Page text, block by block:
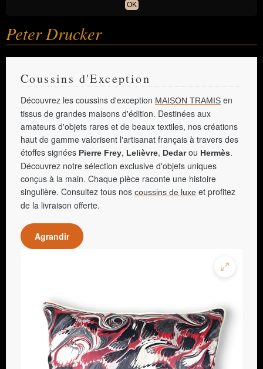
OK
Peter Drucker
Coussins d'Exception
Découvrez les coussins d'exception MAISON TRAMIS en
tissus de grandes maisons d'édition. Destinées aux
amateurs d'objets rares et de beaux textiles, nos créations
haut de gamme valorisent l'artisanat français à travers des
étoffes signées Pierre Frey, Lelièvre, Dedarou Hermès.
Découvrez notre sélection exclusive d'objets uniques
conçus à la main. Chaque pièce raconte une histoire
singulière. Consultez tous nos coussins de luxe et profitez
de la livraison offerte.
Agrandir